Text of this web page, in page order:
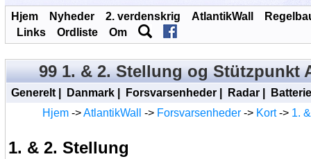
Hjem Nyheder 2. verdenskrig AtlantikWall
Links
Ordliste Om
99 1. & 2. Stellung og Stützpunkt
Generelt| Danmark| Forsvarsenheder| Radar|
Hjem->AtlantikWall -> Forsvarsenheder-> Kort-> 1.
1. & 2. Stellung